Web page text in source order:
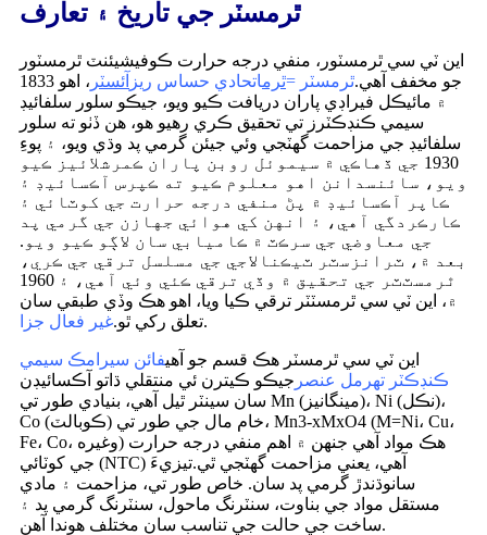
ٿرمسٽر جي تاريخ ۽ تعارف
اين ٽي سي ٿرمسٽور، منفي درجه حرارت ڪوفيشيئنٽ ٿرمسٽور
جو مخفف آهي.ٿرمسٽر =ٿرماتحادي حساس ريز آئسٽر
، اهو 1833
۾ مائيڪل فيراڊي پاران دريافت ڪيو ويو، جيڪو سلور سلفائيڊ
سيمي ڪنڊڪٽرز تي تحقيق ڪري رهيو هو، هن ڏٺو ته سلور
سلفائيڊ جي مزاحمت گهٽجي وئي جيئن گرمي پد وڌي ويو، ۽ پوءِ
1930 جي ڏهاڪي ۾ سيموئل روبن پاران ڪمرشلائيز ڪيو
ويو، سائنسدانن اهو معلوم ڪيو ته ڪپرس آڪسائيڊ ۽
ڪاپر آڪسائيڊ ۾ پڻ منفي درجه حرارت جي کوٽائي ۽
ڪارڪردگي آهي، ۽ انهن کي هوائي جهازن جي گرمي پد
جي معاوضي جي سرڪٽ ۾ ڪاميابي سان لاڳو ڪيو ويو.
بعد ۾، ٽرانزسٽر ٽيڪنالاجي جي مسلسل ترقي جي ڪري،
ٿرمسٽٽر جي تحقيق ۾ وڏي ترقي ڪئي وئي آهي، ۽ 1960
۾، اين ٽي سي ٿرمسٽٽر ترقي ڪيا ويا، اهو هڪ وڏي طبقي سان
تعلق رکي ٿو.غير فعال جزا .
اين ٽي سي ٿرمسٽر هڪ قسم جو آهيفائن سيرامڪ سيمي
ڪنڊڪٽر تھرمل عنصر جيڪو ڪيترن ئي منتقلي ڌاتو آڪسائيڊن
سان سينٽر ٿيل آهي، بنيادي طور تي Mn (مينگانيز)، Ni (نڪل)،
Co (ڪوبالٽ) خام مال جي طور تي، Mn3-xMxO4 (M=Ni، Cu،
Fe، Co، وغيره) هڪ مواد آهي جنهن ۾ اهم منفي درجه حرارت
جي کوٽائي (NTC) آهي، يعني مزاحمت گهٽجي ٿي.تيزيءَ
سانوڌندڙ گرمي پد سان. خاص طور تي، مزاحمت ۽ مادي
مستقل مواد جي بناوت، سنٽرنگ ماحول، سنٽرنگ گرمي پد ۽
ساخت جي حالت جي تناسب سان مختلف هوندا آهن.